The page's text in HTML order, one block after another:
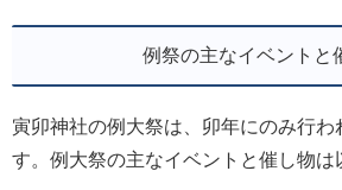
例祭の主なイベントと
寅卯神社の例大祭は、卯年にのみ行わ
す。例大祭の主なイベントと催し物は